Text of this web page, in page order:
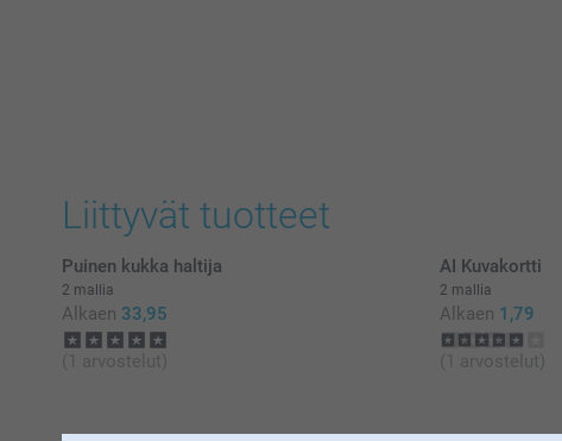
Liittyvät tuotteet
Puinen kukka haltija
2 mallia
Alkaen 33,95
(1 arvostelut)
AI Kuvakortti
2 mallia
Alkaen 1,79
(1 arvostelut)